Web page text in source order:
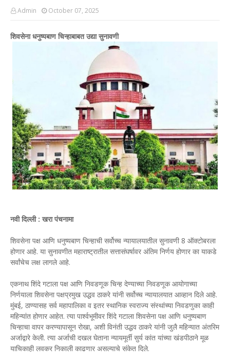
Admin October 07, 2025
शिवसेना धनुष्यबाण चिन्हाबाबत उद्या सुनावणी
नवी दिल्ली : खरा पंचनामा
शिवसेना पक्ष आणि धनुष्यबाण चिन्हाची सर्वोच्च न्यायालयातील सुनावणी 8 ऑक्टोबरला
होणार आहे. या सुनावणीत महाराष्ट्रातील सत्तासंघर्षावर अंतिम निर्णय होणार का याकडे
सर्वांचेच लक्ष लागले आहे.
एकनाथ शिंदे गटाला पक्ष आणि निवडणूक चिन्ह देण्याच्या निवडणूक आयोगाच्या
निर्णयाला शिवसेना पक्षप्रमुख उद्धव ठाकरे यांनी सर्वोच्च न्यायालयात आव्हान दिले आहे.
मुंबई, ठाण्यासह सर्व महापालिका व इतर स्थानिक स्वराज्य संस्थांच्या निवडणुका काही
महिन्यांत होणार आहेत. त्या पार्श्वभूमीवर शिंदे गटाला शिवसेना पक्ष आणि धनुष्यबाण
चिन्हाचा वापर करण्यापासून रोखा, अशी विनंती उद्धव ठाकरे यांनी जुलै महिन्यात अंतरिम
अर्जाद्वारे केली. त्या अर्जाची दखल घेताना न्यायमूर्ती सुर्य कांत यांच्या खंडपीठाने मूळ
याचिकाही लवकर निकाली काढणार असल्याचे संकेत दिले.